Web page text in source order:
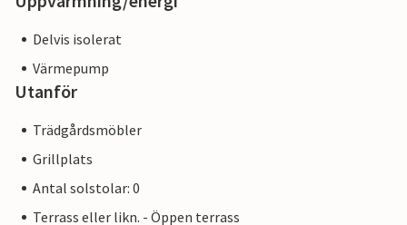
Delvis isolerat
Värmepump
Utanför
Trädgårdsmöbler
Grillplats
Antal solstolar: 0
Terrass eller likn. - Öppen terrass